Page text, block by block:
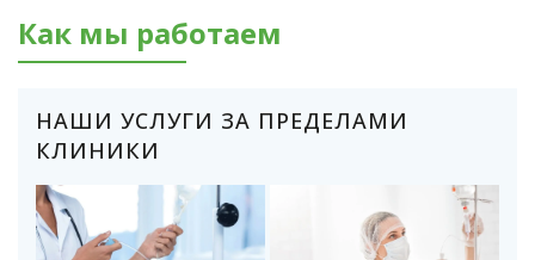
Как мы работаем
НАШИ УСЛУГИ ЗА ПРЕДЕЛАМИ
КЛИНИКИ